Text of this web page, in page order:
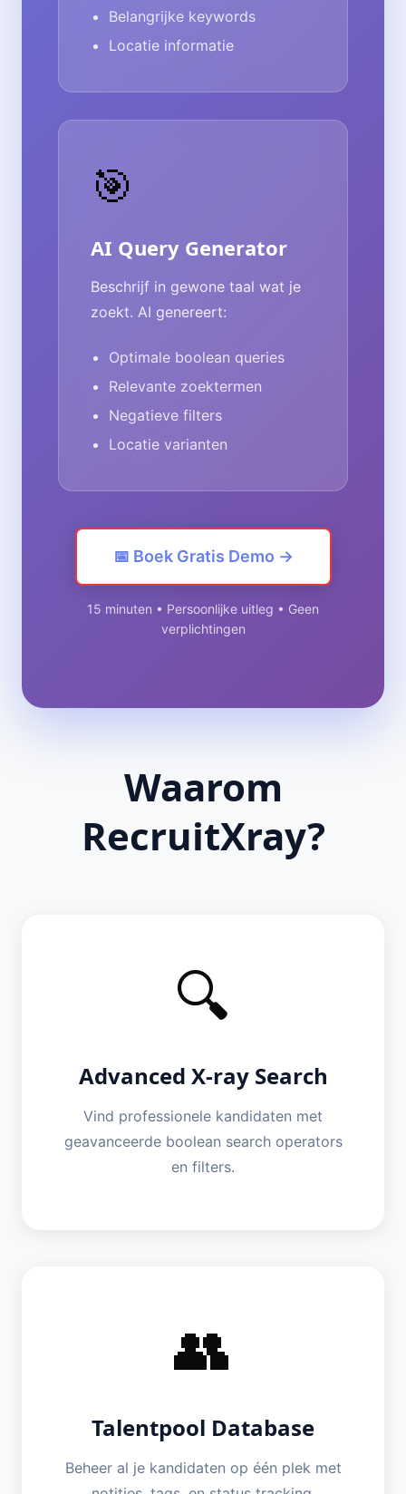
Belangrijke keywords
Locatie informatie
🎯
AI Query Generator
Beschrijf in gewone taal wat je
zoekt. AI genereert:
Optimale boolean queries
Relevante zoektermen
Negatieve filters
Locatie varianten
📅 Boek Gratis Demo →
15 minuten • Persoonlijke uitleg • Geen
verplichtingen
Waarom
RecruitXray?
🔍
Advanced X-ray Search
Vind professionele kandidaten met
geavanceerde boolean search operators
en filters.
👥
Talentpool Database
Beheer al je kandidaten op één plek met